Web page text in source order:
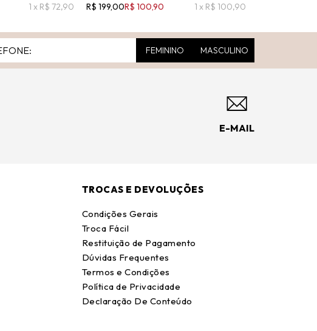
1 x R$ 72,90
R$ 199,00R$ 100,90 1 x R$ 100,90
FEMININO MASCULINO
E-MAIL
TROCAS E DEVOLUÇÕES
Condições Gerais
Troca Fácil
Restituição de Pagamento
Dúvidas Frequentes
Termos e Condições
Política de Privacidade
Declaração De Conteúdo